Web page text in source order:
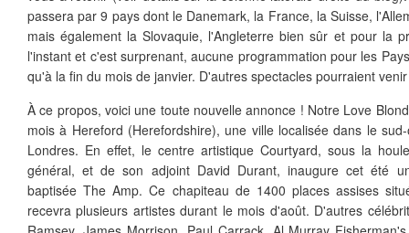
passera par 9 pays dont le Danemark, la France, la Suisse,
mais également la Slovaquie, l'Angleterre bien sûr et pour la
l'instant et c'est surprenant, aucune programmation pour les
qu'à la fin du mois de janvier. D'autres spectacles pourraient
Àce propos, voici une toute nouvelle annonce ! Notre Love
mois à Hereford (Herefordshire), une ville localisée dans le
Londres. En effet, le centre artistique Courtyard, sous la
général, et de son adjoint David Durant, inaugure cet été
baptisée The Amp. Ce chapiteau de 1400 places assises
recevra plusieurs artistes durant le mois d'août. D'autres